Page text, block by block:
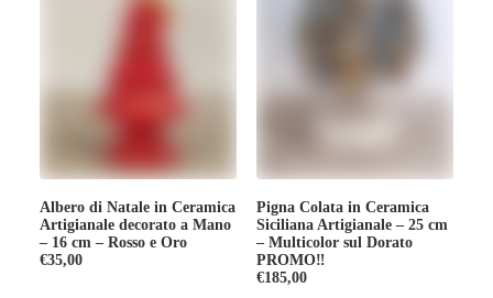
Albero di Natale in Ceramica
Artigianale decorato a Mano
– 16 cm – Rosso e Oro
€35,00
Pigna Colata in Ceramica
Siciliana Artigianale – 25 cm
– Multicolor sul Dorato
PROMO‼️
€185,00